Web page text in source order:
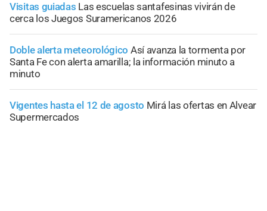
Visitas guiadas Las escuelas santafesinas vivirán de
cerca los Juegos Suramericanos 2026
Doble alerta meteorológico Así avanza la tormenta por
Santa Fe con alerta amarilla; la información minuto a
minuto
Vigentes hasta el 12 de agosto Mirá las ofertas en Alvear
Supermercados